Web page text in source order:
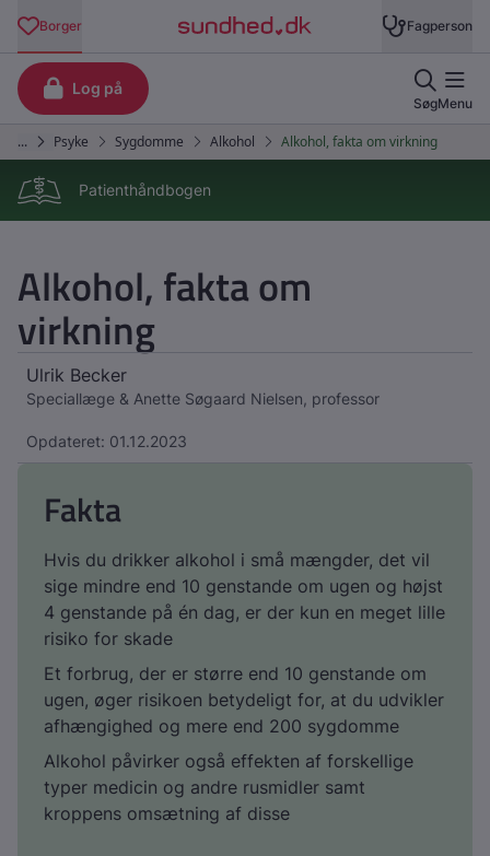
Patienthåndbogen
Alkohol, fakta om
virkning
Ulrik Becker
Speciallæge & Anette Søgaard Nielsen, professor
Opdateret: 01.12.2023
Fakta
Hvis du drikker alkohol i små mængder, det vil
sige mindre end 10 genstande om ugen og højst
4 genstande på én dag, er der kun en meget lille
risiko for skade
Et forbrug, der er større end 10 genstande om
ugen, øger risikoen betydeligt for, at du udvikler
afhængighed og mere end 200 sygdomme
Alkohol påvirker også effekten af forskellige
typer medicin og andre rusmidler samt
kroppens omsætning af disse